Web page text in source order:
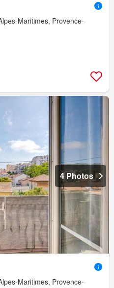
Maritimes, Provence-
4 Photos
Maritimes, Provence-